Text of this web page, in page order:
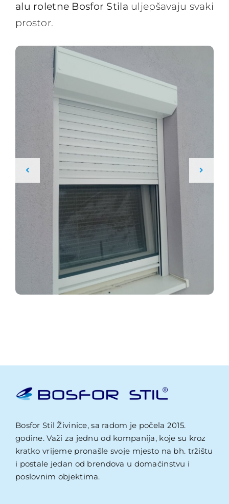
alu roletne Bosfor Stila uljepšavaju svaki
prostor.
Bosfor Stil Živinice, sa radom je počela 2015.
godine. Važi za jednu od kompanija, koje su kroz
kratko vrijeme pronašle svoje mjesto na bh. tržištu
i postale jedan od brendova u domaćinstvu i
poslovnim objektima.